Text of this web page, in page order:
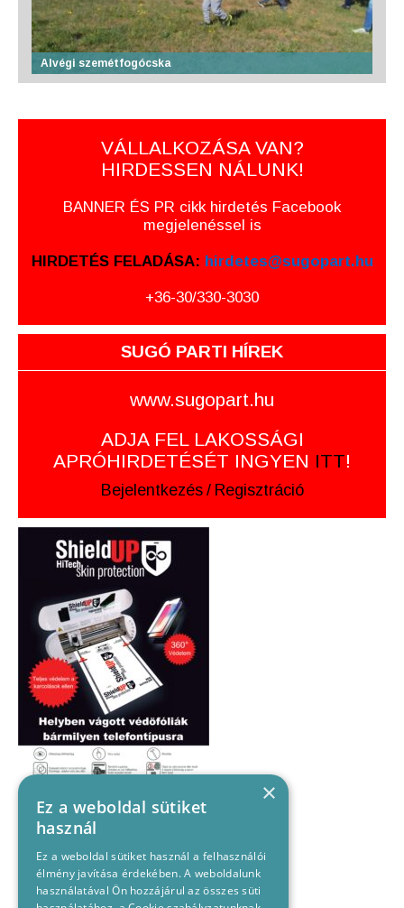
Alvégi szemétfogócska
VÁLLALKOZÁSA VAN?
HIRDESSEN NÁLUNK!
BANNER ÉS PR cikk hirdetés Facebook
megjelenéssel is
HIRDETÉS FELADÁSA: hirdetes@sugopart.hu
+36-30/330-3030
SUGÓ PARTI HÍREK
www.sugopart.hu
ADJA FEL LAKOSSÁGI
APRÓHIRDETÉSÉT INGYEN ITT!
Bejelentkezés / Regisztráció
×
Ez a weboldal sütiket
használ
Ez a weboldal sütiket használ a felhasználói
élmény javítása érdekében. A weboldalunk
használatával Ön hozzájárul az összes süti